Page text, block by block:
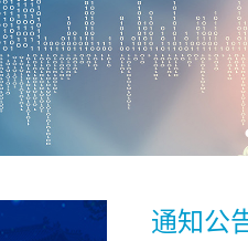
通知公